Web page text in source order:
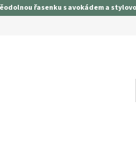
řasenku s avokádem a